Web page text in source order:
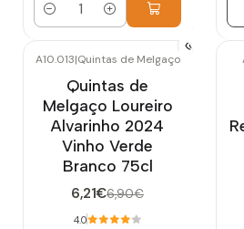
Quantidade
A10.013|Quintas de Melgaço
Quintas de
Melgaço Loureiro
Alvarinho 2024
Vinho Verde
Branco 75cl
6,21€6,90€
4.0